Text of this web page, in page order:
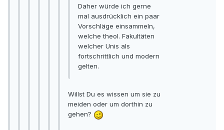
Daher würde ich gerne
mal ausdrücklich ein paar
Vorschläge einsammeln,
welche theol. Fakultäten
welcher Unis als
fortschrittlich und modern
gelten.
Willst Du es wissen um sie zu
meiden oder um dorthin zu
gehen?